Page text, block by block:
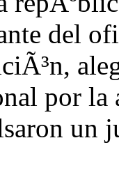
del
por la
un